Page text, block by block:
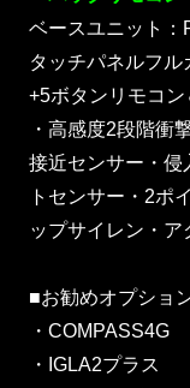
ベースユニット：
タッチパネルフ
+5ボタンリモコ
・高感度2段階衝
接近センサー・侵
トセンサー・2ポ
ップサイレン・
■お勧めオプショ
・COMPASS4G
・IGLA2プラス